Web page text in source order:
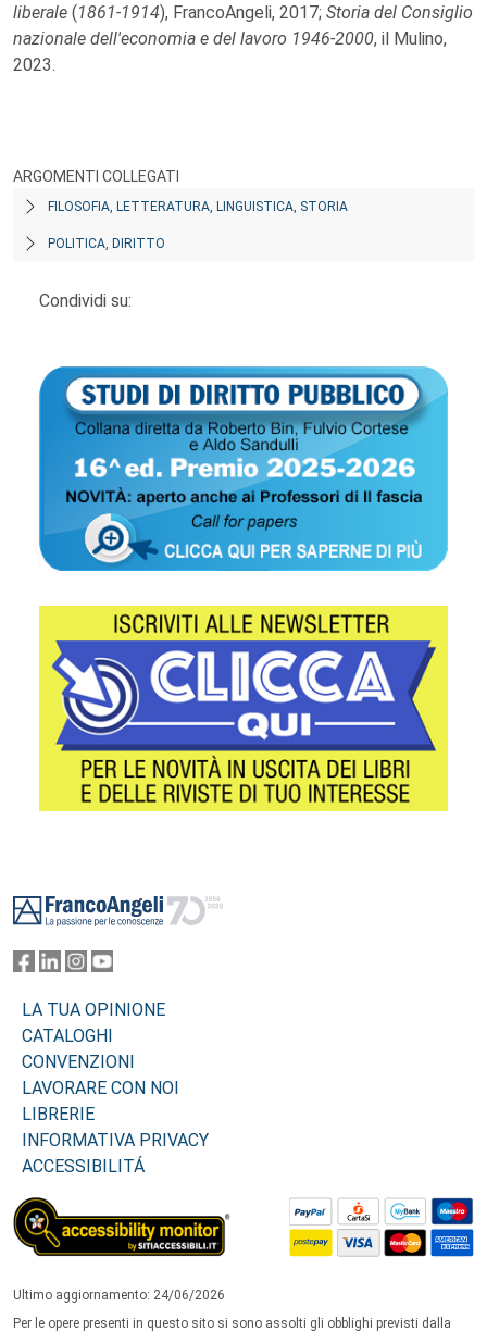
liberale (1861-1914), FrancoAngeli, 2017; Storia del Consiglio
nazionale dell'economia e del lavoro 1946-2000, il Mulino,
2023.
ARGOMENTI COLLEGATI
FILOSOFIA, LETTERATURA, LINGUISTICA, STORIA
POLITICA, DIRITTO
Condividi su:
LA TUA OPINIONE
CATALOGHI
CONVENZIONI
LAVORARE CON NOI
LIBRERIE
INFORMATIVA PRIVACY
ACCESSIBILITÁ
Ultimo aggiornamento: 24/06/2026
Per le opere presenti in questo sito si sono assolti gli obblighi previsti dalla